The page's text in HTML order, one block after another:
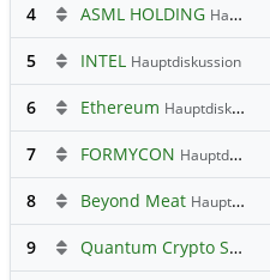
4 ASML HOLDING Hauptdiskussion
5 INTEL Hauptdiskussion
6 Ethereum Hauptdiskussion
7 FORMYCON Hauptdiskussion
8 Beyond Meat Hauptdiskussion
9 Quantum Crypto Security